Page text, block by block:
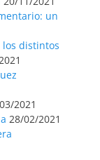
un
distintos
2021
28/02/2021